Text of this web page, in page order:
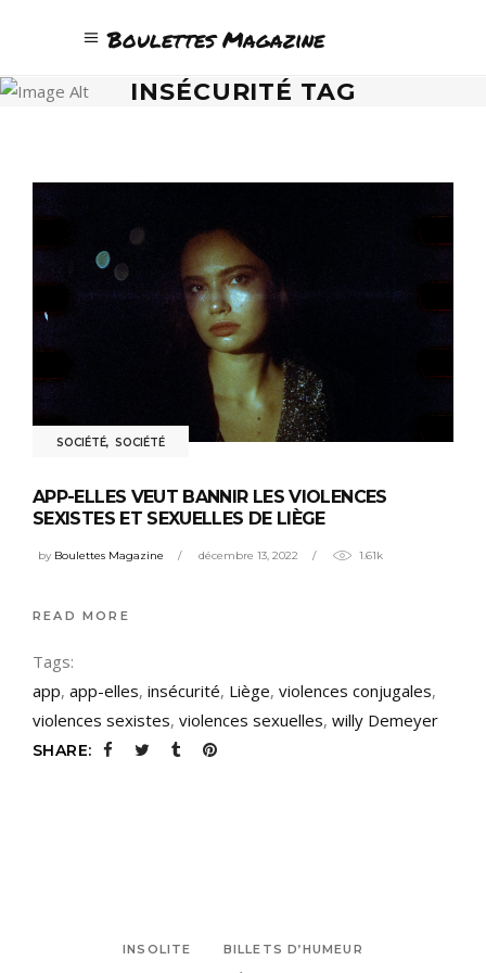
Boulettes Magazine
INSÉCURITÉ TAG
SOCIÉTÉ, SOCIÉTÉ
APP-ELLES VEUT BANNIR LES VIOLENCES
SEXISTES ET SEXUELLES DE LIÈGE
by Boulettes Magazine décembre 13, 2022 1.61k
READ MORE
Tags:
app, app-elles, insécurité, Liège, violences conjugales,
violences sexistes, violences sexuelles, willy Demeyer
SHARE:
INSOLITE
BILLETS D’HUMEUR